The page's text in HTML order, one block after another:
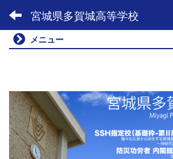
宮城県多賀城高等学校
メニュー